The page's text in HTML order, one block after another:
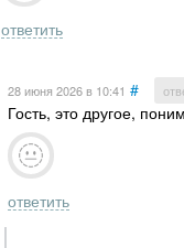
ответить
28 июня 2026в 10:41 #
Гость, это другое,
ответить